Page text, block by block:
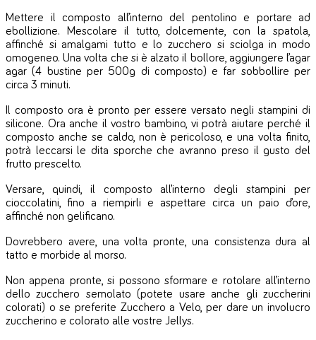
Mettere il composto all’interno del pentolino e portare ad
ebollizione. Mescolare il tutto, dolcemente, con la spatola,
affinché si amalgami tutto e lo zucchero si sciolga in modo
omogeneo. Una volta che si è alzato il bollore, aggiungere l’agar
agar (4 bustine per 500g di composto) e far sobbollire per
circa 3 minuti.
Il composto ora è pronto per essere versato negli stampini di
silicone. Ora anche il vostro bambino, vi potrà aiutare perché il
composto anche se caldo, non è pericoloso, e una volta finito,
potrà leccarsi le dita sporche che avranno preso il gusto del
frutto prescelto.
Versare, quindi, il composto all’interno degli stampini per
cioccolatini, fino a riempirli e aspettare circa un paio d’ore,
affinché non gelificano.
Dovrebbero avere, una volta pronte, una consistenza dura al
tatto e morbide al morso.
Non appena pronte, si possono sformare e rotolare all’interno
dello zucchero semolato (potete usare anche gli zuccherini
colorati) o se preferite Zucchero a Velo, per dare un involucro
zuccherino e colorato alle vostre Jellys.